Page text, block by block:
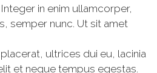
in enim ullamcorper,
semper nunc. Ut sit amet
ultrices dui eu, lacinia
et neque tempus egestas.